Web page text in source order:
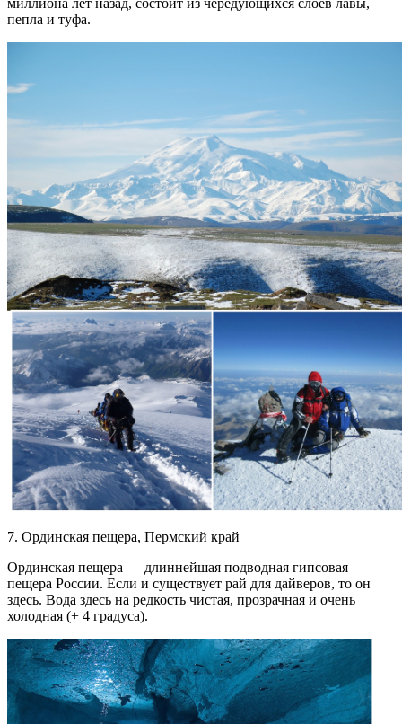
пепла и туфа.
7. Ординская пещера, Пермский край
Ординская пещера — длиннейшая подводная гипсовая
пещера России. Если и существует рай для дайверов, то он
здесь. Вода здесь на редкость чистая, прозрачная и очень
холодная (+ 4 градуса).